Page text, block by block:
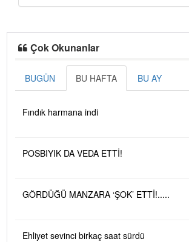
Çok Okunanlar
BUGÜN BU HAFTA BU AY
Fındık harmana indi
POSBIYIK DA VEDA ETTİ!
GÖRDÜĞÜ MANZARA ‘ŞOK’ ETTİ!.....
Ehliyet sevinci birkaç saat sürdü